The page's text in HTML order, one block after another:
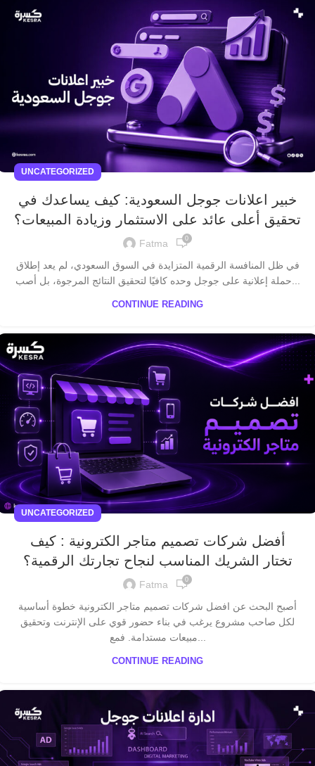
UNCATEGORIZED
خبير اعلانات جوجل السعودية: كيف يساعدك في
تحقيق أعلى عائد على الاستثمار وزيادة المبيعات؟
Fatma 0
في ظل المنافسة الرقمية المتزايدة في السوق السعودي، لم يعد إطلاق
CONTINUE READING
UNCATEGORIZED
أفضل شركات تصميم متاجر الكترونية : كيف
تختار الشريك المناسب لنجاح تجارتك الرقمية؟
Fatma 0
أصبح البحث عن افضل شركات تصميم متاجر الكترونية خطوة أساسية
لكل صاحب مشروع يرغب في بناء حضور قوي على الإنترنت وتحقيق
CONTINUE READING